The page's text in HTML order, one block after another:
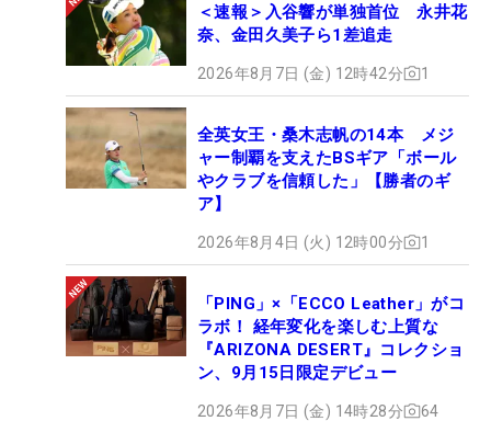
＜速報＞入谷響が単独首位 永井花
奈、金田久美子ら1差追走
2026年8月7日 (金) 12時42分 1
全英女王・桑木志帆の14本 メジ
ャー制覇を支えたBSギア「ボール
やクラブを信頼した」【勝者のギ
ア】
2026年8月4日 (火) 12時00分 1
「PING」×「ECCO Leather」がコ
ラボ！ 経年変化を楽しむ上質な
『ARIZONA DESERT』コレクショ
ン、9月15日限定デビュー
2026年8月7日 (金) 14時28分 64